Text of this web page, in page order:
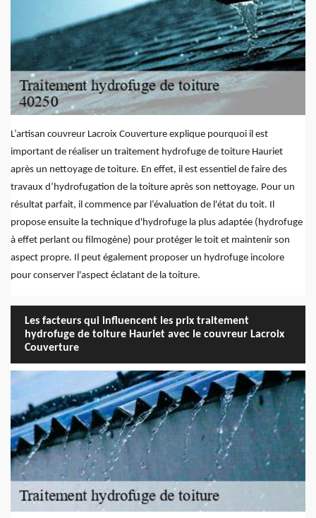
L’artisan couvreur Lacroix Couverture explique pourquoi il est
important de réaliser un traitement hydrofuge de toiture Hauriet
après un nettoyage de toiture. En effet, il est essentiel de faire des
travaux d’hydrofugation de la toiture après son nettoyage. Pour un
résultat parfait, il commence par l’évaluation de l'état du toit. Il
propose ensuite la technique d'hydrofuge la plus adaptée (hydrofuge
à effet perlant ou filmogène) pour protéger le toit et maintenir son
aspect propre. Il peut également proposer un hydrofuge incolore
pour conserver l'aspect éclatant de la toiture.
Les facteurs qui influencent les prix traitement
hydrofuge de toiture Hauriet avec le couvreur Lacroix
Couverture